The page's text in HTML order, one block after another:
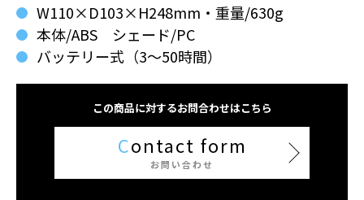
W110×D103×H248mm・重量/630g
本体/ABS シェード/PC
バッテリー式（3～50時間）
この商品に対するお問合わせはこちら
Contact form
お問い合わせ